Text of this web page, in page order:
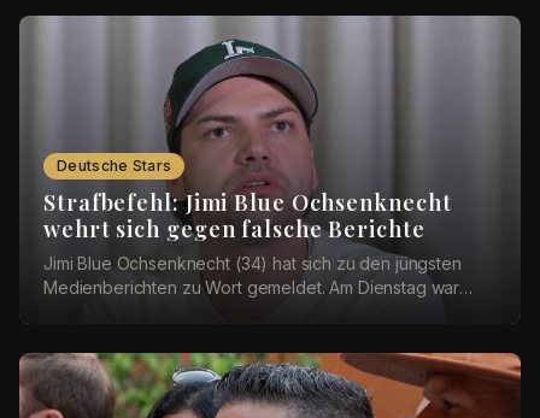
Deutsche Stars
Strafbefehl: Jimi Blue Ochsenknecht
wehrt sich gegen falsche Berichte
Jimi Blue Ochsenknecht (34) hat sich zu den jüngsten
Medienberichten zu Wort gemeldet. Am Dienstag war